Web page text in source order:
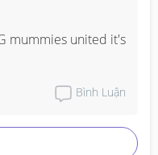
mummies united it's
Bình Luận